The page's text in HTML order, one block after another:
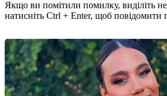
Якщо ви помітили помилку, виділіть
натисніть Ctrl + Enter, щоб повідомити